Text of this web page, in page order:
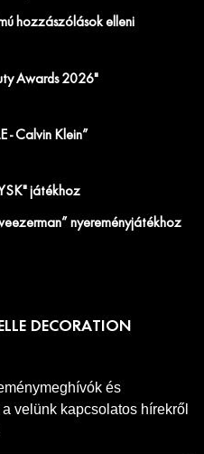
hozzászólások elleni
Awards 2026"
- Calvin Klein”
játékhoz
nyereményjátékhoz
DECORATION
és
velünk kapcsolatos hírekről